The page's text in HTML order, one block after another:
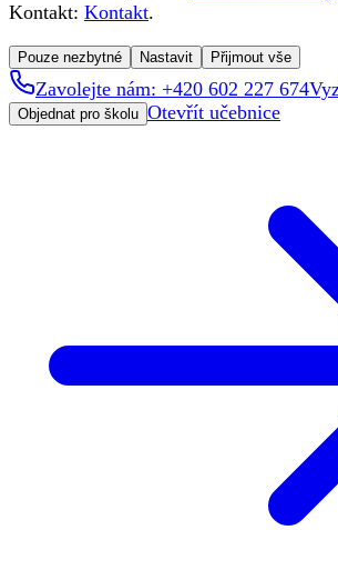
Kontakt: Kontakt.
Pouze nezbytné Nastavit Přijmout vše
Zavolejte nám: +420 602 227 674
Objednat pro školu Otevřít učebnice